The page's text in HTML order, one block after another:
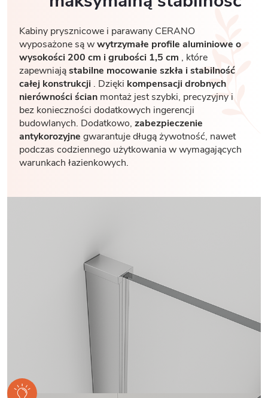
Kabiny prysznicowe i parawany CERANO
wyposażone są wwytrzymałe profile aluminiowe o
wysokości 200 cm i grubości 1,5 cm , które
zapewniająstabilne mocowanie szkła i stabilność
całej konstrukcji . Dzięki kompensacji drobnych
nierówności ścian montaż jest szybki, precyzyjny i
bez konieczności dodatkowych ingerencji
budowlanych. Dodatkowo, zabezpieczenie
antykorozyjne gwarantuje długą żywotność, nawet
podczas codziennego użytkowania w wymagających
warunkach łazienkowych.